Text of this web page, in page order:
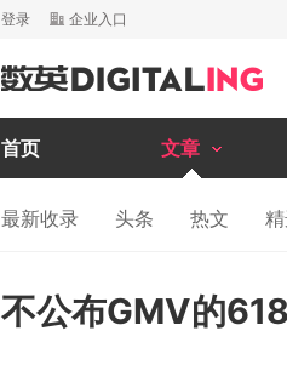
登录 企业入口
首页 文章
最新收录 头条 热文
不公布GMV的